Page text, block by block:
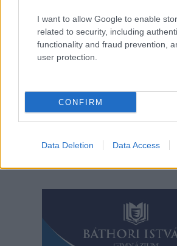
I want to allow Google to enable
related to security, including
functionality and fraud prevention,
user protection.
CONFIRM
Data Deletion Data Access
utasok így egyetlen felületen, valós idejű
fizetési megoldások segítségével
távolsági utazásaikat.
app,applikáció
MÁVPlusz,szolgáltatás,Szolnok,szolnok app,
navigáció